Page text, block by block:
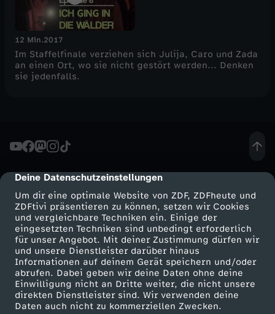
cmp-dialog-description
Deine Datenschutzeinstellungen
Um dir eine optimale Website von ZDF, ZDFheute und
ZDFtivi präsentieren zu können, setzen wir Cookies
und vergleichbare Techniken ein. Einige der
eingesetzten Techniken sind unbedingt erforderlich
für unser Angebot. Mit deiner Zustimmung dürfen wir
und unsere Dienstleister darüber hinaus
Informationen auf deinem Gerät speichern und/oder
abrufen. Dabei geben wir deine Daten ohne deine
Einwilligung nicht an Dritte weiter, die nicht unsere
direkten Dienstleister sind. Wir verwenden deine
Daten auch nicht zu kommerziellen Zwecken.
12 Min.2017
Im Staffelfinale verziehen sich Julija, Caro und Zada
an einen Ort, wo sie nicht gestört werden... Denken
sie jedenfalls.
Mehr ZDF
ZDF-Apps
Smart TV
ZDFtext
Service
ZDFmitreden
Kontakt zum ZDF
Tickets